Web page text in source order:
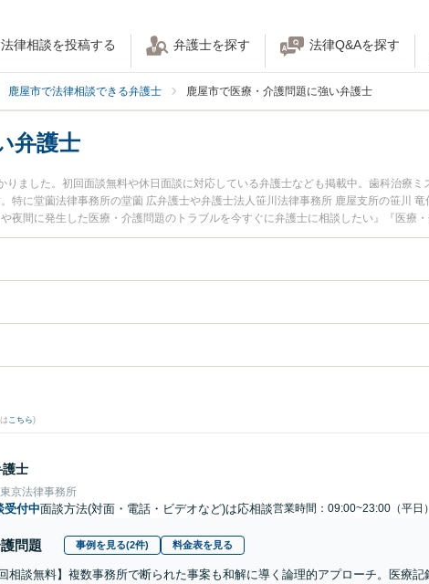
法律相談を投稿する 弁護士を探す 法律Q&Aを探す
鹿屋市で法律相談できる弁護士 鹿屋市で医療・介護問題に強い弁護士
弁護士
ました。初回面談無料や休日面談に対応している弁護士なども掲載中。歯科治療
特に堂薗法律事務所の堂薗 広弁護士や弁護士法人笹川法律事務所 鹿屋支所の笹川
夜間に発生した医療・介護問題のトラブルを今すぐに弁護士に相談したい』『医療
護問題を法律相談できる鹿屋市内の弁護士に相談予約したい』などでお困りの相談
こちら)
護士
京法律事務所
受付中面談方法(対面・電話・ビデオなど)は応相談営業時間：09:00~23:00（平日）
問題 事例を見る(2件) 料金表を見る
相談無料】複数事務所で断られた事案も和解に導く論理的アプローチ。医療記